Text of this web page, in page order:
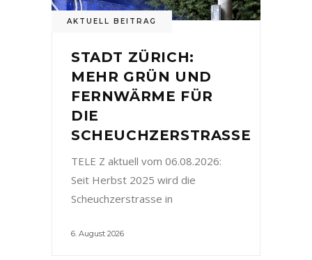
AKTUELL BEITRAG
STADT ZÜRICH:
MEHR GRÜN UND
FERNWÄRME FÜR
DIE
SCHEUCHZERSTRASSE
TELE Z aktuell vom 06.08.2026:
Seit Herbst 2025 wird die
Scheuchzerstrasse in
6. August 2026